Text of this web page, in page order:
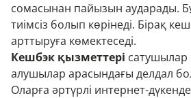
сомасынан пайызын аударады.
тиімсіз болып көрінеді. Бірақ
арттыруға көмектеседі.
Кешбэк қызметтері
алушылар арасындағы делдал
Оларға әртүрлі интернет-